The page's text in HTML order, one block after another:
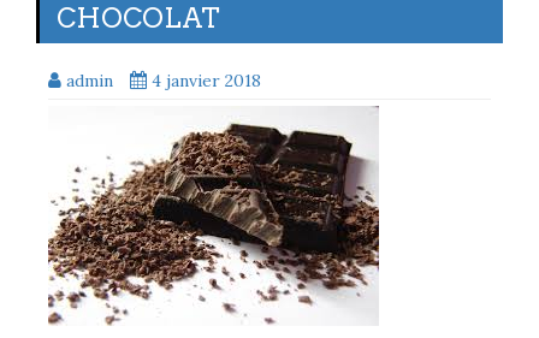
CHOCOLAT
admin 4 janvier 2018